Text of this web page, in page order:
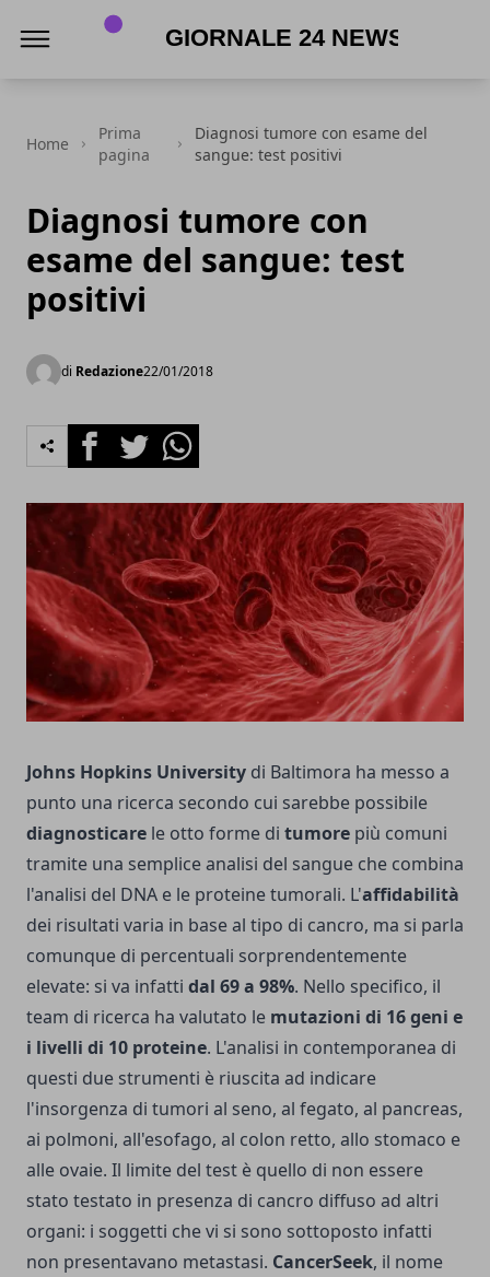
Home
Prima
pagina
Diagnosi tumore con esame del
sangue: test positivi
Diagnosi tumore con
esame del sangue: test
positivi
di Redazione22/01/2018
FacebookTwitterWhatsapp
Johns Hopkins University di Baltimora ha messo a
punto una ricerca secondo cui sarebbe possibile
diagnosticare le otto forme di tumore più comuni
tramite una semplice analisi del sangue che combina
l'analisi del DNA e le proteine tumorali. L'affidabilità
dei risultati varia in base al tipo di cancro, ma si parla
comunque di percentuali sorprendentemente
elevate: si va infatti dal 69 a 98%. Nello specifico, il
team di ricerca ha valutato le mutazioni di 16 geni e
i livelli di 10 proteine. L'analisi in contemporanea di
questi due strumenti è riuscita ad indicare
l'insorgenza di tumori al seno, al fegato, al pancreas,
ai polmoni, all'esofago, al colon retto, allo stomaco e
alle ovaie. Il limite del test è quello di non essere
stato testato in presenza di cancro diffuso ad altri
organi: i soggetti che vi si sono sottoposto infatti
non presentavano metastasi. CancerSeek, il nome